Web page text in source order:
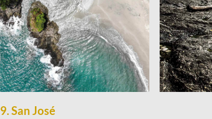
9. San José